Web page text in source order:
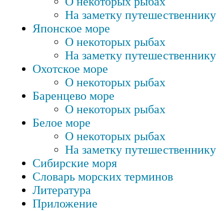
На заметку путешественнику
Японское море
О некоторых рыбах
На заметку путешественнику
Охотское море
О некоторых рыбах
Баренцево море
О некоторых рыбах
Белое море
О некоторых рыбах
На заметку путешественнику
Сибирские моря
Словарь морских терминов
Литература
Приложение